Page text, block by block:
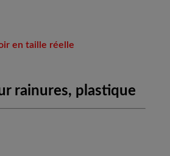
en taille réelle
rainures, plastique